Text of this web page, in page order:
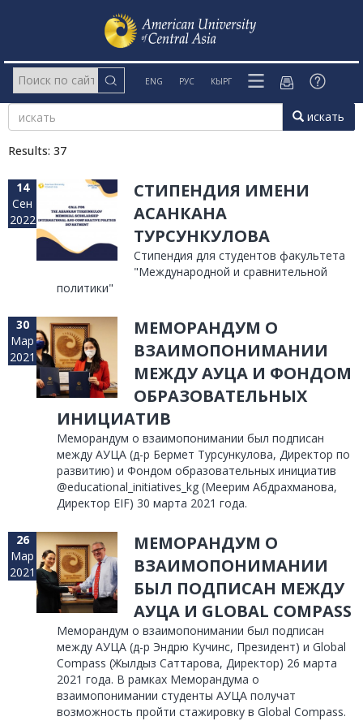
ENG РУС КЫРГ
искать
Results: 37
14
Сен
2022
СТИПЕНДИЯ ИМЕНИ
АСАНКАНА
ТУРСУНКУЛОВА
Стипендия для студентов факультета
"Международной и сравнительной
политики"
30
Мар
2021
МЕМОРАНДУМ О
ВЗАИМОПОНИМАНИИ
МЕЖДУ АУЦА И ФОНДОМ
ОБРАЗОВАТЕЛЬНЫХ
ИНИЦИАТИВ
Меморандум о взаимопонимании был подписан
между АУЦА (д-р Бермет Турсункулова, Директор по
развитию) и Фондом образовательных инициатив
@educational_initiatives_kg (Меерим Абдрахманова,
Директор EIF) 30 марта 2021 года.
26
Мар
2021
МЕМОРАНДУМ О
ВЗАИМОПОНИМАНИИ
БЫЛ ПОДПИСАН МЕЖДУ
АУЦА И GLOBAL COMPASS
Меморандум о взаимопонимании был подписан
между АУЦА (д-р Эндрю Кучинс, Президент) и Global
Compass (Жылдыз Саттарова, Директор) 26 марта
2021 года. В рамках Меморандума о
взаимопонимании студенты АУЦА получат
возможность пройти стажировку в Global Compass.